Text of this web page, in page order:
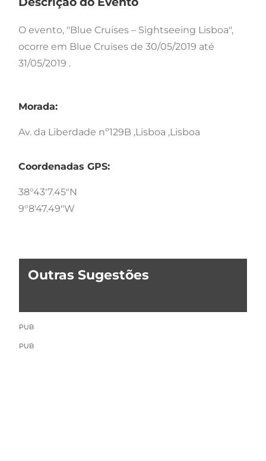
O evento, "Blue Cruises – Sightseeing Lisboa",
ocorre em Blue Cruises de 30/05/2019 até
31/05/2019 .
Morada:
Av. da Liberdade nº129B ,Lisboa ,Lisboa
Coordenadas GPS:
38°43'7.45"N
9°8'47.49"W
Outras Sugestões
PUB
PUB